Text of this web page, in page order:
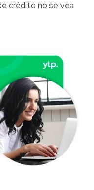
crédito no se vea